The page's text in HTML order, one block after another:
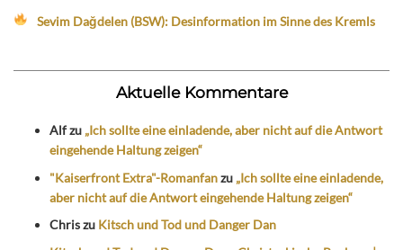
Sevim Dağdelen (BSW): Desinformation im Sinne des Kremls
Aktuelle Kommentare
Alfzu „Ich sollte eine einladende, aber nicht auf die Antwort
eingehende Haltung zeigen“
"Kaiserfront Extra"-Romanfanzu „Ich sollte eine einladende,
aber nicht auf die Antwort eingehende Haltung zeigen“
Chriszu Kitsch und Tod und Danger Dan